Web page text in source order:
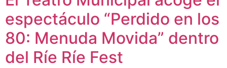
espectáculo “Perdido en los
80: Menuda Movida” dentro
del Ríe Ríe Fest